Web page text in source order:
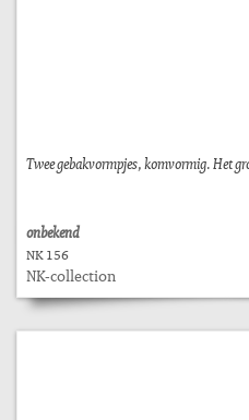
Twee gebakvormpjes, komvormig. Het
onbekend
NK 156
NK-collection